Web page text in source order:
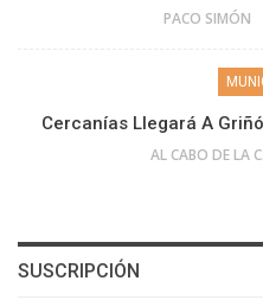
PACO SIMÓN
Cercanías Llegará A
SUSCRIPCIÓN